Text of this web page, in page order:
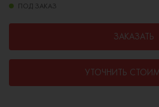
ПОД ЗАКАЗ
ЗАКАЗАТЬ
УТОЧНИТЬ